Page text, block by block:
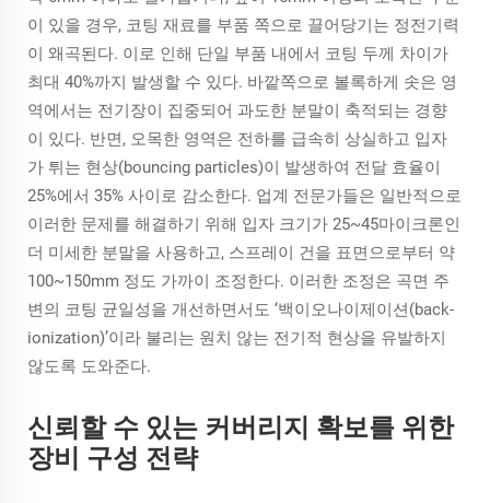
이 있을 경우, 코팅 재료를 부품 쪽으로 끌어당기는 정전기력
이 왜곡된다. 이로 인해 단일 부품 내에서 코팅 두께 차이가
최대 40%까지 발생할 수 있다. 바깥쪽으로 볼록하게 솟은 영
역에서는 전기장이 집중되어 과도한 분말이 축적되는 경향
이 있다. 반면, 오목한 영역은 전하를 급속히 상실하고 입자
가 튀는 현상(bouncing particles)이 발생하여 전달 효율이
25%에서 35% 사이로 감소한다. 업계 전문가들은 일반적으로
이러한 문제를 해결하기 위해 입자 크기가 25~45마이크론인
더 미세한 분말을 사용하고, 스프레이 건을 표면으로부터 약
100~150mm 정도 가까이 조정한다. 이러한 조정은 곡면 주
변의 코팅 균일성을 개선하면서도 ‘백이오나이제이션(back-
ionization)’이라 불리는 원치 않는 전기적 현상을 유발하지
않도록 도와준다.
신뢰할 수 있는 커버리지 확보를 위한
장비 구성 전략